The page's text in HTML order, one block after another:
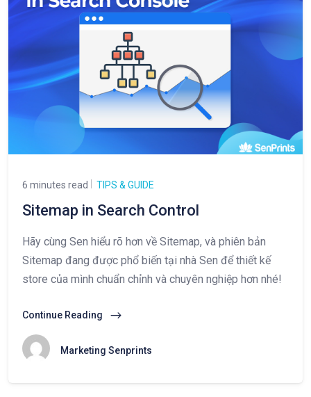
6 minutes read TIPS & GUIDE
Sitemap in Search Control
Hãy cùng Sen hiểu rõ hơn về Sitemap, và phiên bản
Sitemap đang được phổ biến tại nhà Sen để thiết kế
store của mình chuẩn chỉnh và chuyên nghiệp hơn nhé!
Continue Reading
Marketing Senprints